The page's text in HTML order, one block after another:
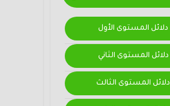
دلائل المستوى الأول
دلائل المستوى الثاني
دلائل المستوى الثالث